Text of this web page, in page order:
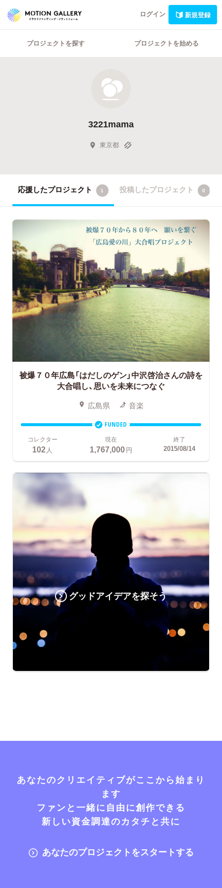
ログイン 新規登録
プロジェクトを探す プロジェクトを始める
3221mama
東京都
応援したプロジェクト 1 投稿したプロジェクト 0
被爆７０年広島「はだしのゲン」中沢啓治さんの詩を
大合唱し、思いを未来につなぐ
広島県 音楽
FUNDED
コレクター
102 人
現在
1,767,000円
終了
2015/08/14
グッドアイデアを探そう
あなたのクリエイティブがここから始まり
ます
ファンと一緒に自由に創作できる
新しい資金調達のカタチと共に
あなたのプロジェクトをスタートする